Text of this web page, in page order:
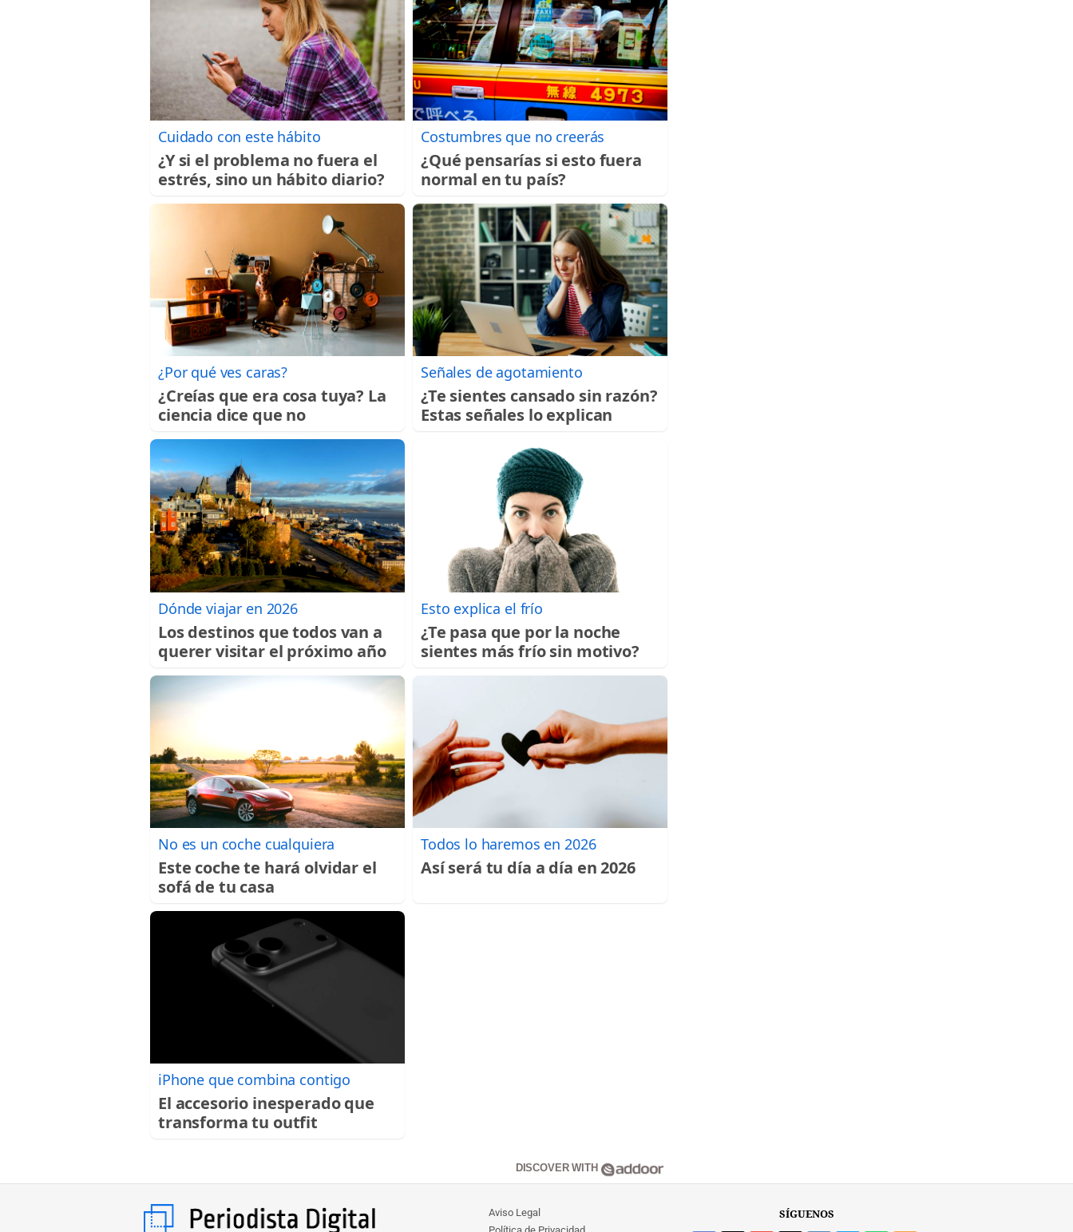
Cuidado con este hábito
¿Y si el problema no fuera el
estrés, sino un hábito diario?
Costumbres que no creerás
¿Qué pensarías si esto fuera
normal en tu país?
¿Por qué ves caras?
¿Creías que era cosa tuya? La
ciencia dice que no
Señales de agotamiento
¿Te sientes cansado sin razón?
Estas señales lo explican
Dónde viajar en 2026
Los destinos que todos van a
querer visitar el próximo año
Esto explica el frío
¿Te pasa que por la noche
sientes más frío sin motivo?
No es un coche cualquiera
Este coche te hará olvidar el
sofá de tu casa
Todos lo haremos en 2026
Así será tu día a día en 2026
iPhone que combina contigo
El accesorio inesperado que
transforma tu outfit
DISCOVER WITH
Aviso Legal
SÍGUENOS